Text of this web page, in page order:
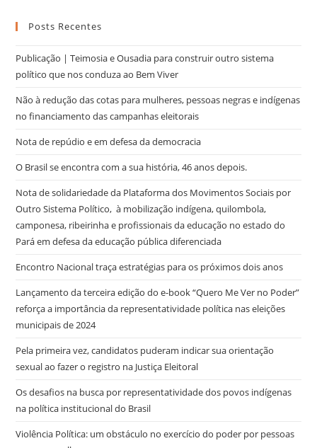
Posts Recentes
Publicação | Teimosia e Ousadia para construir outro sistema
político que nos conduza ao Bem Viver
Não à redução das cotas para mulheres, pessoas negras e indígenas
no financiamento das campanhas eleitorais
Nota de repúdio e em defesa da democracia
O Brasil se encontra com a sua história, 46 anos depois.
Nota de solidariedade da Plataforma dos Movimentos Sociais por
Outro Sistema Político, à mobilização indígena, quilombola,
camponesa, ribeirinha e profissionais da educação no estado do
Pará em defesa da educação pública diferenciada
Encontro Nacional traça estratégias para os próximos dois anos
Lançamento da terceira edição do e-book “Quero Me Ver no Poder”
reforça a importância da representatividade política nas eleições
municipais de 2024
Pela primeira vez, candidatos puderam indicar sua orientação
sexual ao fazer o registro na Justiça Eleitoral
Os desafios na busca por representatividade dos povos indígenas
na política institucional do Brasil
Violência Política: um obstáculo no exercício do poder por pessoas